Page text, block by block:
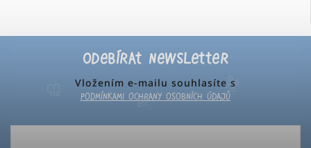
Odebírat newsletter
Vložením e-mailu souhlasíte s
podmínkami ochrany osobních údajů